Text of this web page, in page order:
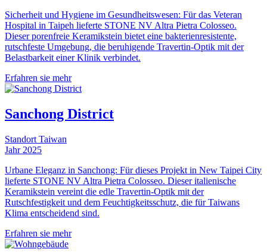
Sicherheit und Hygiene im Gesundheitswesen: Für das Veteran
Hospital in Taipeh lieferte STONE NV Altra Pietra Colosseo.
Dieser porenfreie Keramikstein bietet eine bakterienresistente,
rutschfeste Umgebung, die beruhigende Travertin-Optik mit der
Belastbarkeit einer Klinik verbindet.
Erfahren sie mehr
Sanchong District
Standort Taiwan
Jahr 2025
Urbane Eleganz in Sanchong: Für dieses Projekt in New Taipei City
lieferte STONE NV Altra Pietra Colosseo. Dieser italienische
Keramikstein vereint die edle Travertin-Optik mit der
Rutschfestigkeit und dem Feuchtigkeitsschutz, die für Taiwans
Klima entscheidend sind.
Erfahren sie mehr